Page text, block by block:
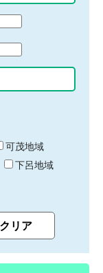
可茂地域
下呂地域